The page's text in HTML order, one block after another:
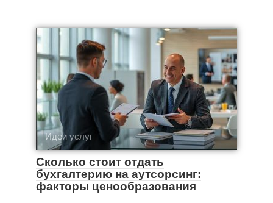
Идеи услуг
Сколько стоит отдать
бухгалтерию на аутсорсинг:
факторы ценообразования